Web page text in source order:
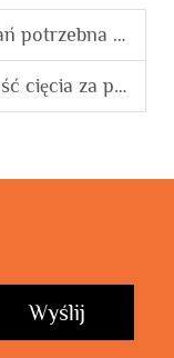
giące łuki i okręgi
CNC do prętów stalowych
Wyślij